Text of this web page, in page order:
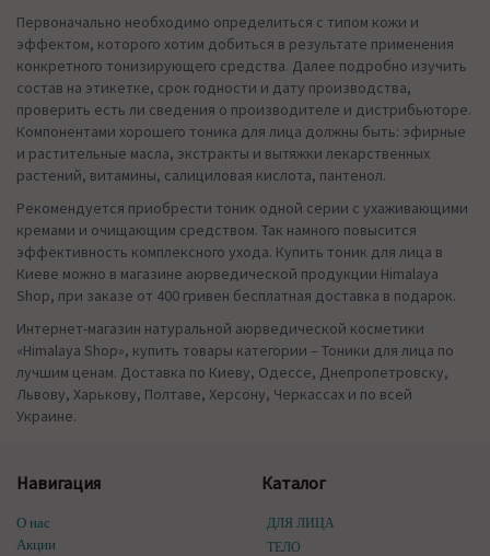
Первоначально необходимо определиться с типом кожи и
эффектом, которого хотим добиться в результате применения
конкретного тонизирующего средства. Далее подробно изучить
состав на этикетке, срок годности и дату производства,
проверить есть ли сведения о производителе и дистрибьюторе.
Компонентами хорошего тоника для лица должны быть: эфирные
и растительные масла, экстракты и вытяжки лекарственных
растений, витамины, салициловая кислота, пантенол.
Рекомендуется приобрести тоник одной серии с ухаживающими
кремами и очищающим средством. Так намного повысится
эффективность комплексного ухода. Купить тоник для лица в
Киеве можно в магазине аюрведической продукции Himalaya
Shop, при заказе от 400 гривен бесплатная доставка в подарок.
Интернет-магазин натуральной аюрведической косметики
«Himalaya Shop», купить товары категории – Тоники для лица по
лучшим ценам. Доставка по Киеву, Одессе, Днепропетровску,
Львову, Харькову, Полтаве, Херсону, Черкассах и по всей
Украине.
Навигация
О нас
Акции
Каталог
ДЛЯ ЛИЦА
ТЕЛО